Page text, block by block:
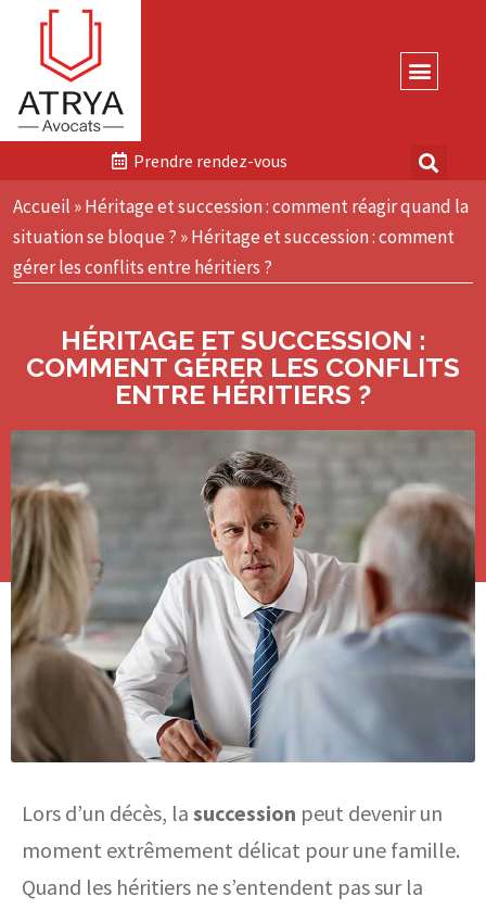
Prendre rendez-vous
Accueil »Héritage et succession : comment réagir quand la
situation se bloque ? »Héritage et succession : comment
gérer les conflits entre héritiers ?​
HÉRITAGE ET SUCCESSION :
COMMENT GÉRER LES CONFLITS
ENTRE HÉRITIERS ?​
Lors d’un décès, la succession peut devenir un
moment extrêmement délicat pour une famille.
Quand les héritiers ne s’entendent pas sur la